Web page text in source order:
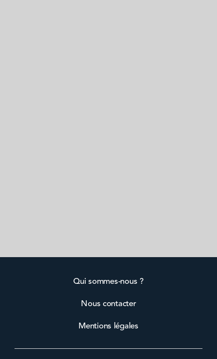
Qui sommes-nous ?
Nous contacter
Mentions légales